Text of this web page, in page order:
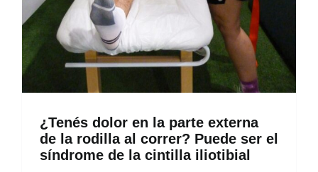
¿Tenés dolor en la parte externa
de la rodilla al correr? Puede ser el
síndrome de la cintilla iliotibial